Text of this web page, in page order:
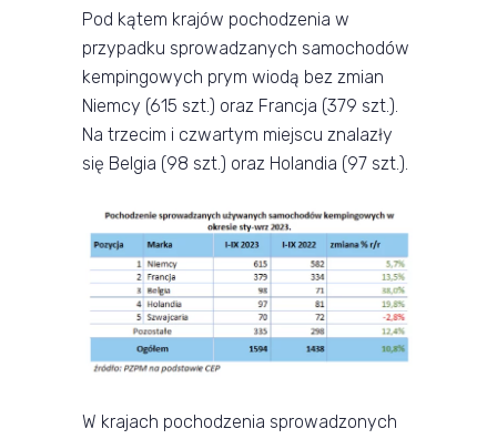
Pod kątem krajów pochodzenia w
przypadku sprowadzanych samochodów
kempingowych prym wiodą bez zmian
Niemcy (615 szt.) oraz Francja (379 szt.).
Na trzecim i czwartym miejscu znalazły
się Belgia (98 szt.) oraz Holandia (97 szt.).
W krajach pochodzenia sprowadzonych